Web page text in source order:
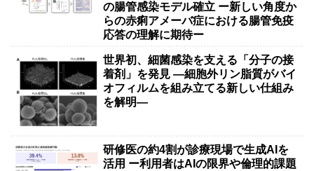
の腸管感染モデル確立 ー新しい角度か
らの赤痢アメーバ症における腸管免疫
応答の理解に期待ー
世界初、細菌感染を支える「分子の接
着剤」を発見 ―細胞外リン脂質がバイ
オフィルムを組み立てる新しい仕組み
を解明―
研修医の約4割が診療現場で生成AIを
活用 ー利用者はAIの限界や倫理的課題